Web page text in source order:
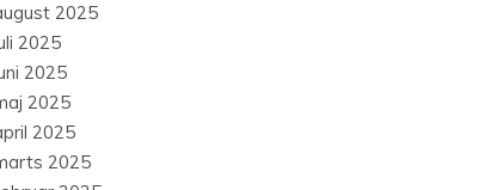
2025
2025
2025
2025
2025
2025